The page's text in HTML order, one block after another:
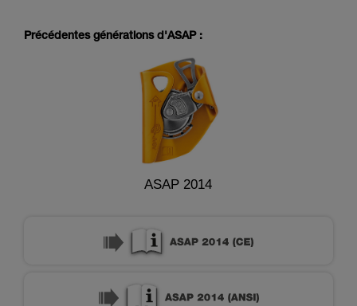
Précédentes générations d'ASAP :
ASAP 2014